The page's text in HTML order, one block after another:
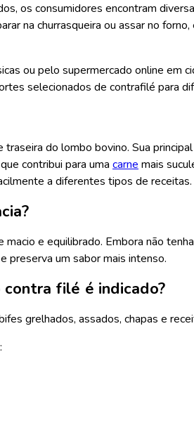
os consumidores encontram
na churrasqueira ou assar no
ou pelo supermercado online em
selecionados de contrafilé para
do lombo bovino. Sua
contribui para uma carne mais
a diferentes tipos de receitas.
macio e equilibrado. Embora não
preserva um sabor mais intenso.
filé é indicado?
grelhados, assados, chapas e